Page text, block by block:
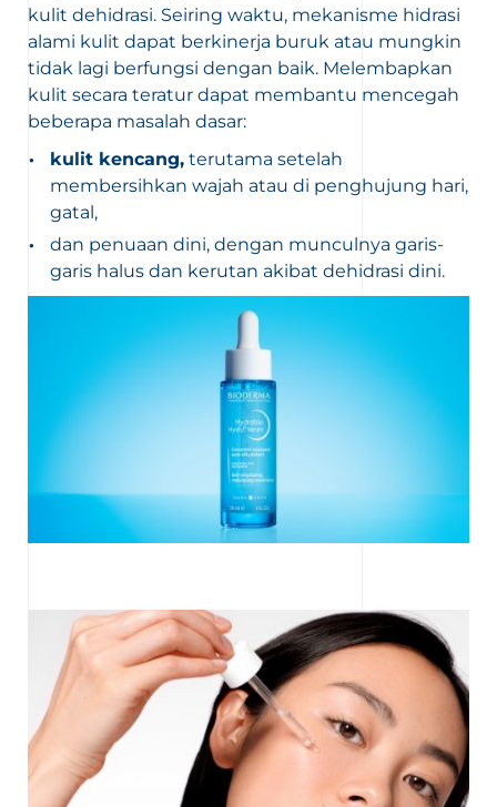
kulit dehidrasi. Seiring waktu, mekanisme hidrasi
alami kulit dapat berkinerja buruk atau mungkin
tidak lagi berfungsi dengan baik. Melembapkan
kulit secara teratur dapat membantu mencegah
beberapa masalah dasar:
kulit kencang, terutama setelah
membersihkan wajah atau di penghujung hari,
gatal,
dan penuaan dini, dengan munculnya garis-
garis halus dan kerutan akibat dehidrasi dini.